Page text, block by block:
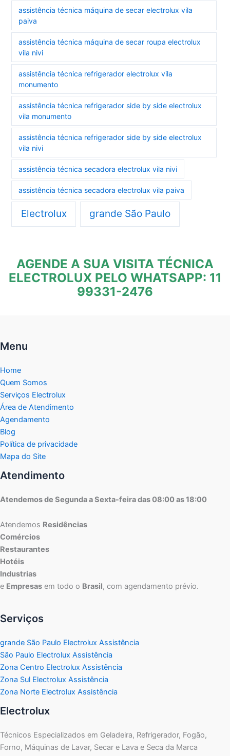
assistência técnica máquina de secar electrolux vila
paiva
assistência técnica máquina de secar roupa electrolux
vila nivi
assistência técnica refrigerador electrolux vila
monumento
assistência técnica refrigerador side by side electrolux
vila monumento
assistência técnica refrigerador side by side electrolux
vila nivi
assistência técnica secadora electrolux vila nivi
assistência técnica secadora electrolux vila paiva
Electrolux grande São Paulo
AGENDE A SUA VISITA TÉCNICA
ELECTROLUX PELO WHATSAPP: 11
99331-2476
Menu
Home
Quem Somos
Serviços Electrolux
Área de Atendimento
Agendamento
Blog
Política de privacidade
Mapa do Site
Atendimento
Atendemos de Segunda a Sexta-feira das 08:00 as 18:00
Atendemos Residências
Comércios
Restaurantes
Hotéis
Industrias
e Empresas em todo o Brasil, com agendamento prévio.
Serviços
grande São Paulo Electrolux Assistência
São Paulo Electrolux Assistência
Zona Centro Electrolux Assistência
Zona Sul Electrolux Assistência
Zona Norte Electrolux Assistência
Electrolux
Técnicos Especializados em Geladeira, Refrigerador, Fogão,
Forno, Máquinas de Lavar, Secar e Lava e Seca da Marca